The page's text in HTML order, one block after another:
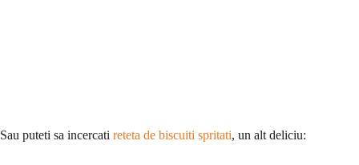
Sau puteti sa incercati reteta de biscuiti spritati, un alt deliciu: